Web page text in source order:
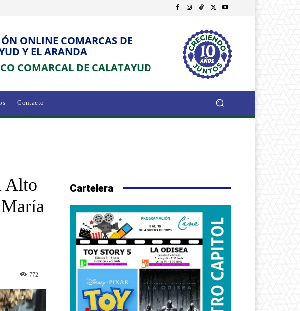
ONLINE COMARCAS DE
Y EL ARANDA
COMARCAL DE CALATAYUD
Contacto
Alto
772
Cartelera